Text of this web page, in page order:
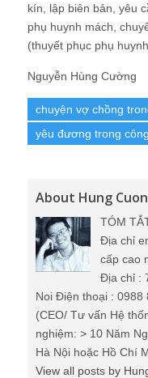
kín, lập biên bản, yêu
phụ huynh mách,
(thuyết phục phụ
Nguyễn Hùng Cường
chuyện vợ chồng
yêu đương trong
About Hung
TÓM
Địa chỉ
cấp cao
Địa chỉ :
Noi Điện thoại : 0988
(CEO/ Tư vấn Hệ
nghiệm: > 10 Năm
Hà Nội hoặc Hồ Chí
View all posts by